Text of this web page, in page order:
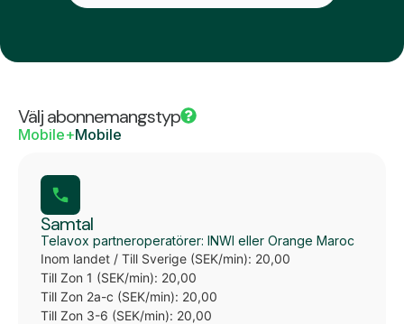
Välj abonnemangstyp
Mobile+Mobile
Samtal
Telavox partneroperatörer: INWI eller Orange Maroc
Inom landet / Till Sverige (SEK/min): 20,00
Till Zon 1 (SEK/min): 20,00
Till Zon 2a-c (SEK/min): 20,00
Till Zon 3-6 (SEK/min): 20,00